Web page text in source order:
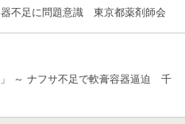
不足に問題意識 東京都薬剤師会
」 ～ ナフサ不足で軟膏容器逼迫 千